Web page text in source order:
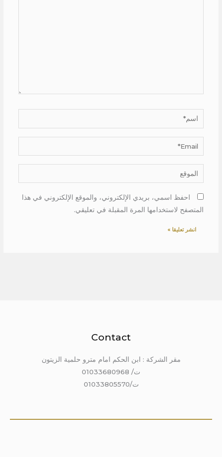
اسم*
Email*
الموقع
احفظ اسمي، بريدي الإلكتروني، والموقع الإلكتروني في هذا
المتصفح لاستخدامها المرة المقبلة في تعليقي.
Contact
مقر الشركة : ابن الحكم امام مترو حلمية الزيتون
ت/ 01033680968
ت/01033805570